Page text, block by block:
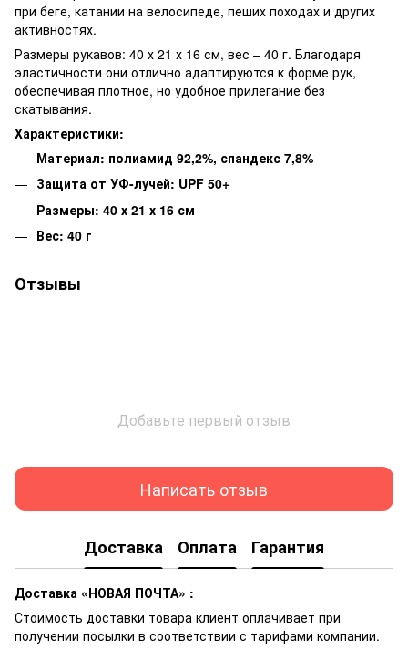
при беге, катании на велосипеде, пеших походах и других
активностях.
Размеры рукавов: 40 х 21 х 16 см, вес – 40 г. Благодаря
эластичности они отлично адаптируются к форме рук,
обеспечивая плотное, но удобное прилегание без
скатывания.
Характеристики:
Материал: полиамид 92,2%, спандекс 7,8%
Защита от УФ-лучей: UPF 50+
Размеры: 40 х 21 х 16 см
Вес: 40 г
Отзывы
Добавьте первый отзыв
Написать отзыв
Доставка Оплата Гарантия
Доставка «НОВАЯ ПОЧТА» :
Стоимость доставки товара клиент оплачивает при
получении посылки в соответствии с тарифами компании.